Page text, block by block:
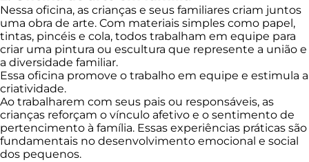
Nessa oficina, as crianças e seus familiares criam juntos
uma obra de arte. Com materiais simples como papel,
tintas, pincéis e cola, todos trabalham em equipe para
criar uma pintura ou escultura que represente a união e
a diversidade familiar.
Essa oficina promove o trabalho em equipe e estimula a
criatividade.
Ao trabalharem com seus pais ou responsáveis, as
crianças reforçam o vínculo afetivo e o sentimento de
pertencimento à família. Essas experiências práticas são
fundamentais no desenvolvimento emocional e social
dos pequenos.